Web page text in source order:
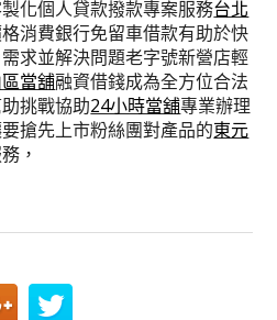
化個人貸款撥款專案服務台北
消費銀行免留車借款有助於快
求並解決問題老字號新營店輕
當舖融資借錢成為全方位合法
挑戰協助24小時當舖專業辦理
搶先上市粉絲團對產品的東元
，